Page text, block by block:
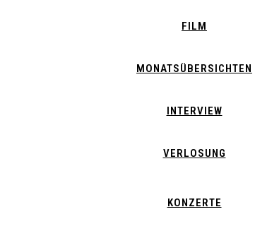
FILM
MONATSÜBERSICHTEN
INTERVIEW
VERLOSUNG
KONZERTE